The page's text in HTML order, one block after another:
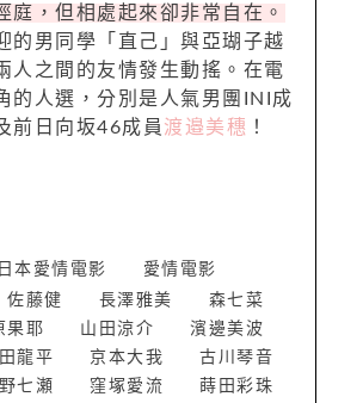
庭，但相處起來卻非常自在。
的男同學「直己」與亞瑚子越
人之間的友情發生動搖。在電
的人選，分別是人氣男團INI成
前日向坂46成員 渡邉美穗 ！
日本愛情電影
愛情電影
佐藤健 長澤雅美
森七菜
果耶 山田涼介
濱邊美波
龍平 京本大我
古川琴音
七瀬 窪塚愛流 蒔田彩珠